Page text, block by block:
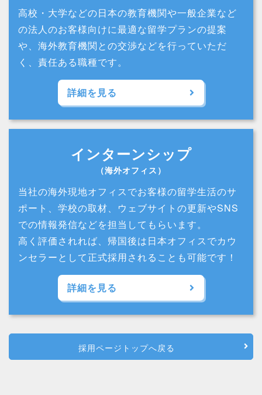
高校・大学などの日本の教育機関や一般企業など
の法人のお客様向けに最適な留学プランの提案
や、海外教育機関との交渉などを行っていただ
く、責任ある職種です。
詳細を見る
インターンシップ
（海外オフィス）
当社の海外現地オフィスでお客様の留学生活のサ
ポート、学校の取材、ウェブサイトの更新やSNS
での情報発信などを担当してもらいます。
高く評価されれば、帰国後は日本オフィスでカウ
ンセラーとして正式採用されることも可能です！
詳細を見る
採用ページトップへ戻る